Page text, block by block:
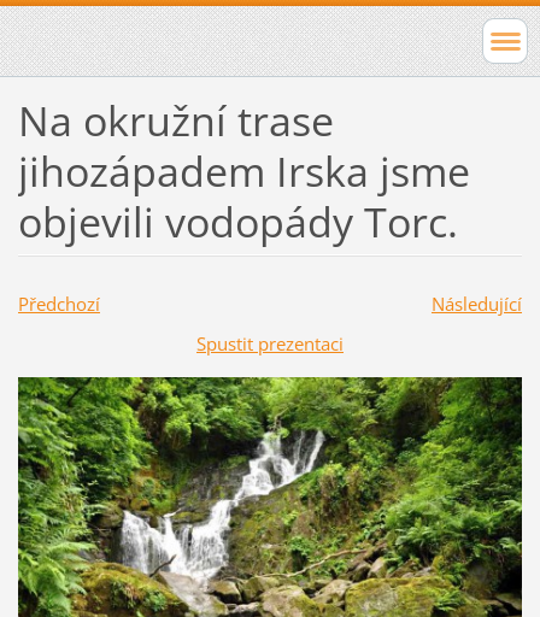
Na okružní trase
jihozápadem Irska jsme
objevili vodopády Torc.
Předchozí
Následující
Spustit prezentaci